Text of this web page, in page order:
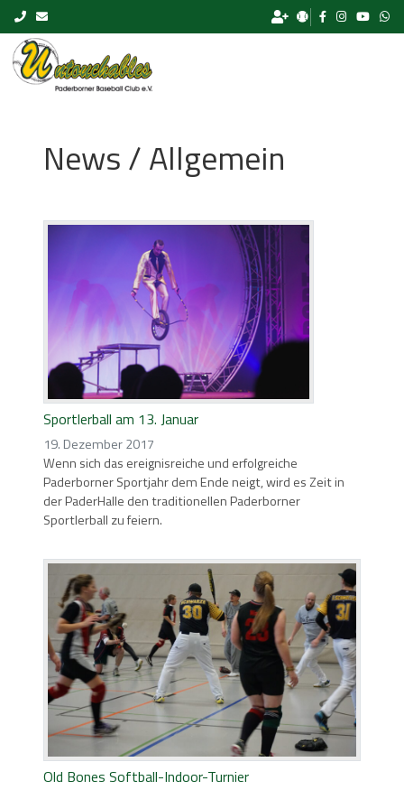
Skip to content
News / Allgemein
Sportlerball am 13. Januar
19. Dezember 2017
Wenn sich das ereignisreiche und erfolgreiche
Paderborner Sportjahr dem Ende neigt, wird es Zeit in
der PaderHalle den traditionellen Paderborner
Sportlerball zu feiern.
Old Bones Softball-Indoor-Turnier